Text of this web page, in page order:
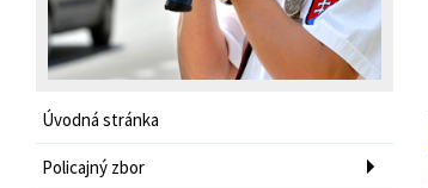
Úvodná stránka
Policajný zbor